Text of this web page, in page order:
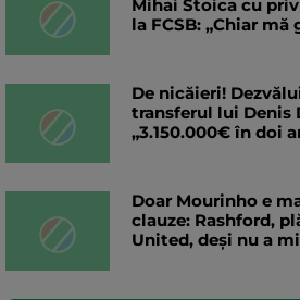
Mihai Stoica cu
la FCSB: „Chiar mă
De nicăieri!
transferul lui Denis
„3.150.000€ în doi
Doar Mourinho e
clauze: Rashford,
United, deși nu a